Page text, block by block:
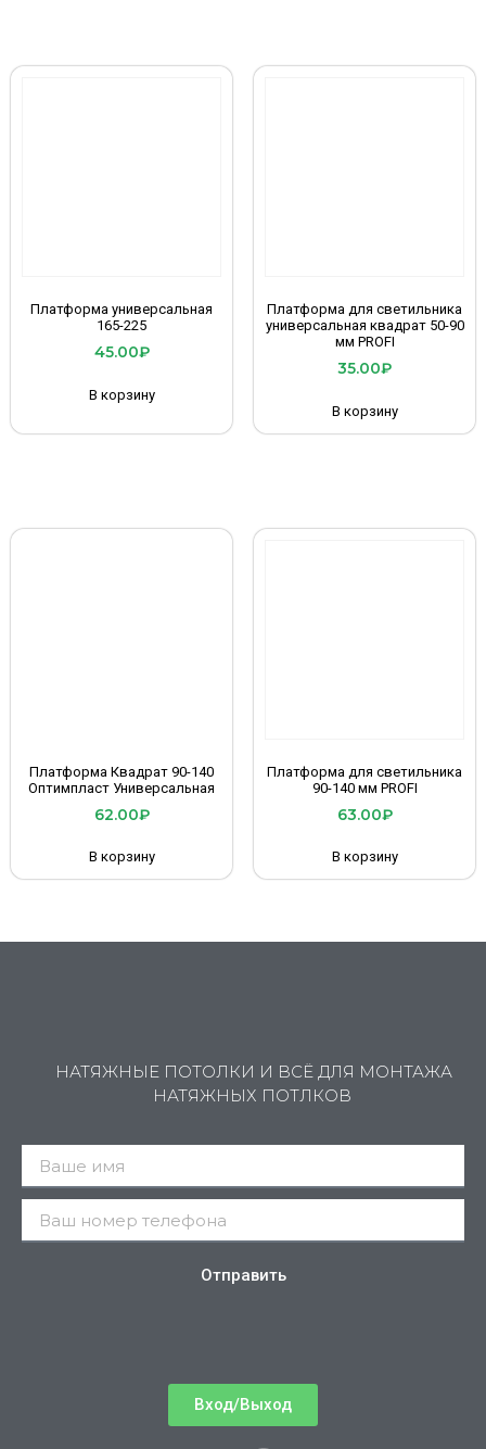
Платформа универсальная
165-225
45.00₽
В корзину
Платформа для светильника
универсальная квадрат 50-90
мм PROFI
35.00₽
В корзину
Платформа Квадрат 90-140
Оптимпласт Универсальная
62.00₽
В корзину
Платформа для светильника
90-140 мм PROFI
63.00₽
В корзину
НАТЯЖНЫЕ ПОТОЛКИ И ВСЁ ДЛЯ МОНТАЖА
НАТЯЖНЫХ ПОТЛКОВ
Отправить
Вход/Выход